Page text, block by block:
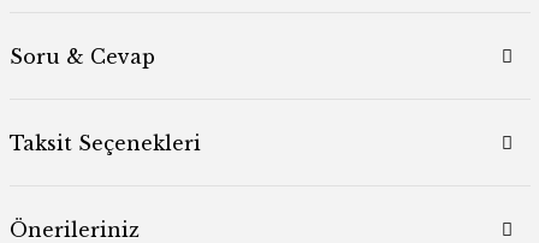
Soru & Cevap
Taksit Seçenekleri
Önerileriniz